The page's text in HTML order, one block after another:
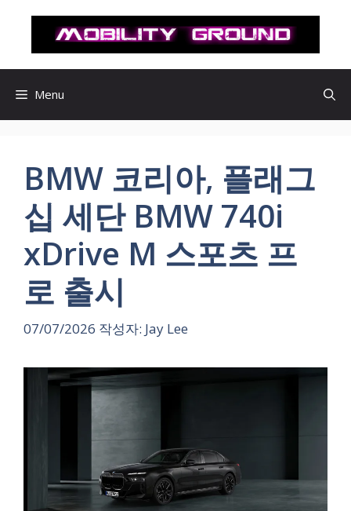
로
Menu
BMW 코리아, 플래그
십 세단 BMW 740i
xDrive M 스포츠 프
로 출시
07/07/2026 작성자: Jay Lee